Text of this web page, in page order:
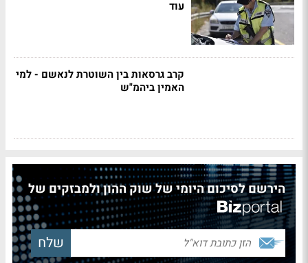
עוד
קרב גרסאות בין השוטרת לנאשם - למי
האמין ביהמ"ש
הירשם לסיכום היומי של שוק ההון ולמבזקים של